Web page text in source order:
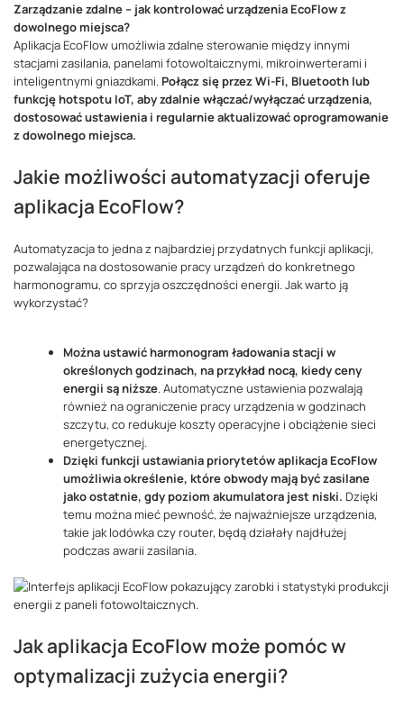
Zarządzanie zdalne – jak kontrolować urządzenia EcoFlow z
dowolnego miejsca?
Aplikacja EcoFlow umożliwia zdalne sterowanie między innymi
stacjami zasilania, panelami fotowoltaicznymi, mikroinwerterami i
inteligentnymi gniazdkami. Połącz się przez Wi-Fi, Bluetooth lub
funkcję hotspotu IoT, aby zdalnie włączać/wyłączać urządzenia,
dostosować ustawienia i regularnie aktualizować oprogramowanie
z dowolnego miejsca.
Jakie możliwości automatyzacji oferuje
aplikacja EcoFlow?
Automatyzacja to jedna z najbardziej przydatnych funkcji aplikacji,
pozwalająca na dostosowanie pracy urządzeń do konkretnego
harmonogramu, co sprzyja oszczędności energii. Jak warto ją
wykorzystać?
Można ustawić harmonogram ładowania stacji w
określonych godzinach, na przykład nocą, kiedy ceny
energii są niższe. Automatyczne ustawienia pozwalają
również na ograniczenie pracy urządzenia w godzinach
szczytu, co redukuje koszty operacyjne i obciążenie sieci
energetycznej.
Dzięki funkcji ustawiania priorytetów aplikacja EcoFlow
umożliwia określenie, które obwody mają być zasilane
jako ostatnie, gdy poziom akumulatora jest niski. Dzięki
temu można mieć pewność, że najważniejsze urządzenia,
takie jak lodówka czy router, będą działały najdłużej
podczas awarii zasilania​.
Jak aplikacja EcoFlow może pomóc w
optymalizacji zużycia energii?